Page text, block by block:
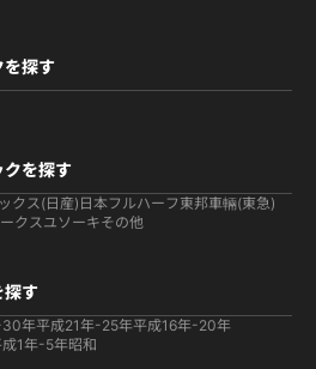
を探す
クを探す
クス(日産)日本フルハーフ 東邦車輛(東急)
クスユソーキその他
探す
30年平成21年-25年平成16年-20年
1年-5年昭和